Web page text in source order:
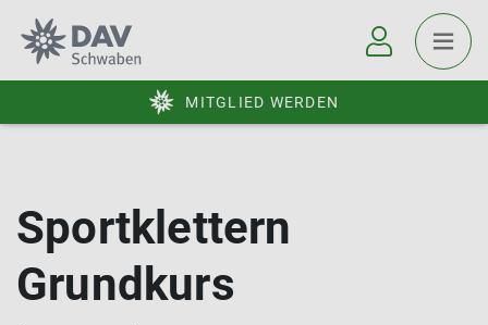
MITGLIED WERDEN
Sportklettern
Grundkurs